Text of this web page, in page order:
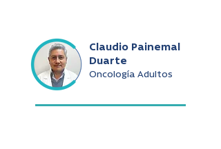
Claudio Painemal
Duarte
Oncología Adultos